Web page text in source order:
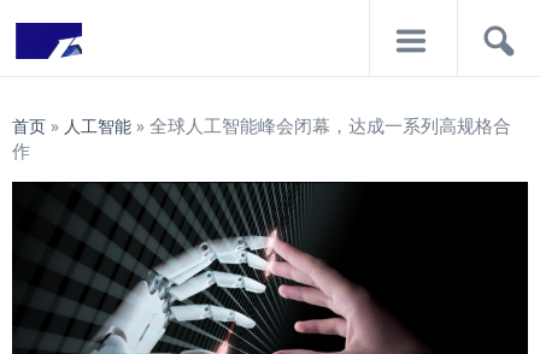
首页 » 人工智能 » 全球人工智能峰会闭幕，达成一系列高规格合
作